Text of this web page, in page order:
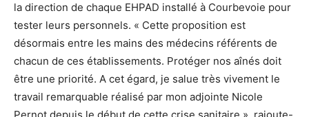
la direction de chaque EHPAD installé à Courbevoie pour
tester leurs personnels. « Cette proposition est
désormais entre les mains des médecins référents de
chacun de ces établissements. Protéger nos aînés doit
être une priorité. A cet égard, je salue très vivement le
travail remarquable réalisé par mon adjointe Nicole
Pernot depuis le début de cette crise sanitaire », rajoute-